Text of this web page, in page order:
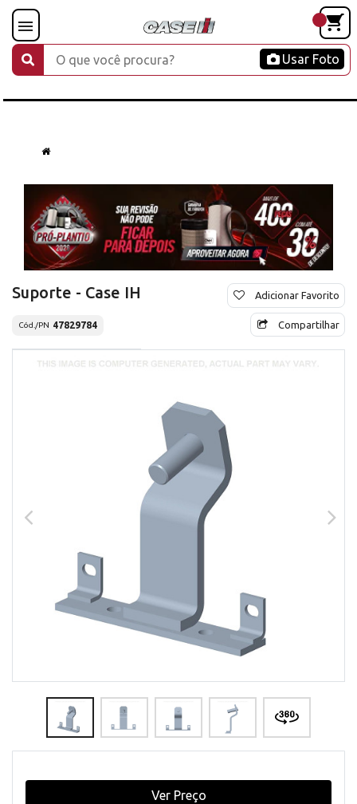
Usar Foto
Suporte - Case IH
Cód./PN 47829784
Adicionar Favorito
Compartilhar
Ver Preço